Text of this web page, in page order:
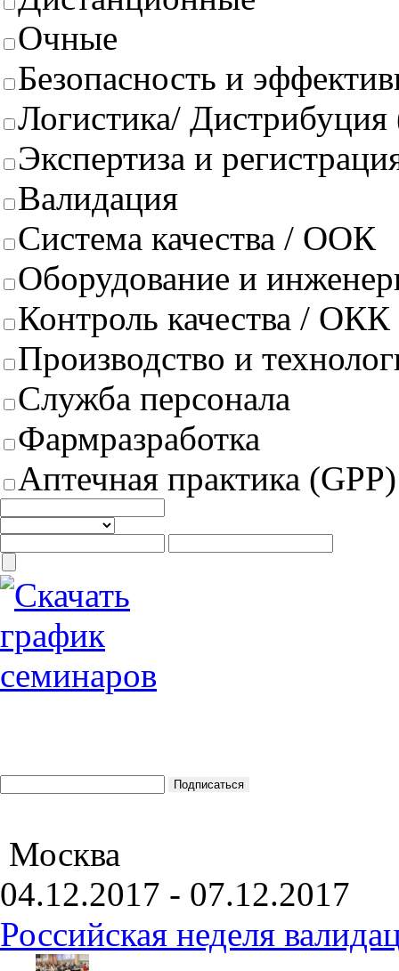
Очные
Безопасность и
Логистика/
Экспертиза и
Валидация
Система качества / ООК
Оборудование и
Контроль качества / ОКК
Производство и
Служба персонала
Фармразработка
Аптечная практика (GPP)
Москва
04.12.2017 - 07.12.2017
Российская неделя